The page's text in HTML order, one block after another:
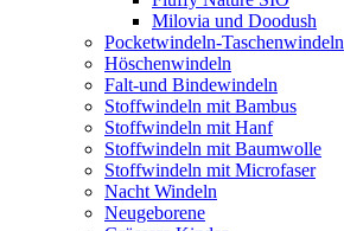
Milovia und Doodush
Pocketwindeln-Taschenwindeln
Höschenwindeln
Falt-und Bindewindeln
Stoffwindeln mit Bambus
Stoffwindeln mit Hanf
Stoffwindeln mit Baumwolle
Stoffwindeln mit Microfaser
Nacht Windeln
Neugeborene